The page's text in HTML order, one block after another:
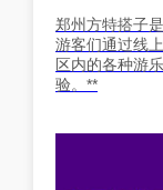
郑州方特搭子
游客们通过线
区内的各种游
验。**